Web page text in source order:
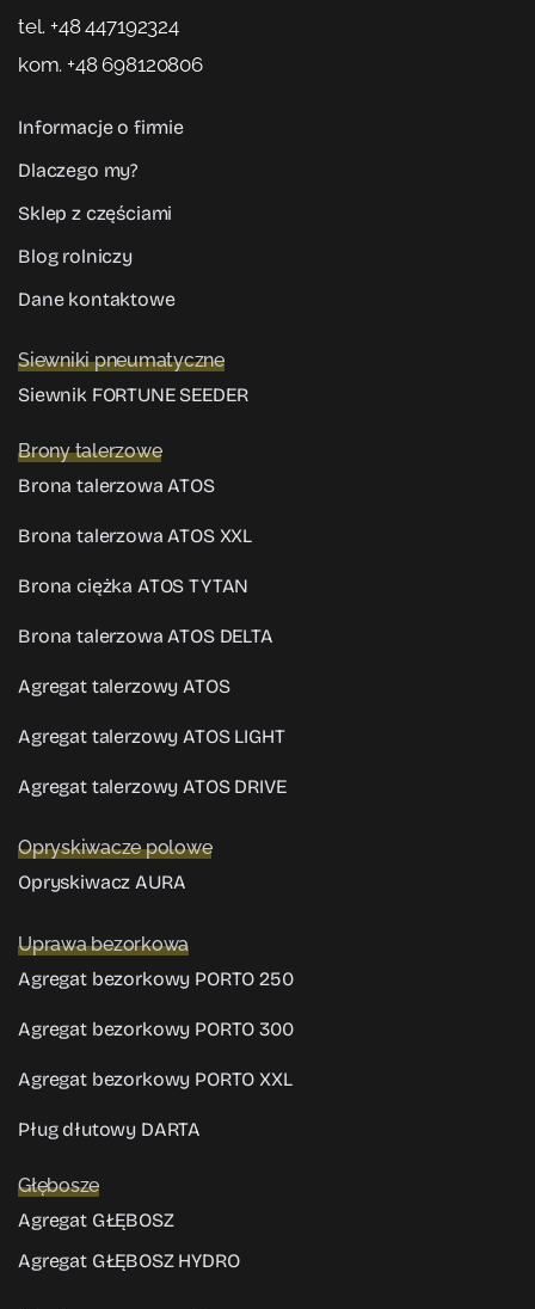
tel. +48 447192324
kom. +48 698120806
Informacje o firmie
Dlaczego my?
Sklep z częściami
Blog rolniczy
Dane kontaktowe
Siewniki pneumatyczne
Siewnik FORTUNE SEEDER
Brony talerzowe
Brona talerzowa ATOS
Brona talerzowa ATOS XXL
Brona ciężka ATOS TYTAN
Brona talerzowa ATOS DELTA
Agregat talerzowy ATOS
Agregat talerzowy ATOS LIGHT
Agregat talerzowy ATOS DRIVE
Opryskiwacze polowe
Opryskiwacz AURA
Uprawa bezorkowa
Agregat bezorkowy PORTO 250
Agregat bezorkowy PORTO 300
Agregat bezorkowy PORTO XXL
Pług dłutowy DARTA
Głębosze
Agregat GŁĘBOSZ
Agregat GŁĘBOSZ HYDRO